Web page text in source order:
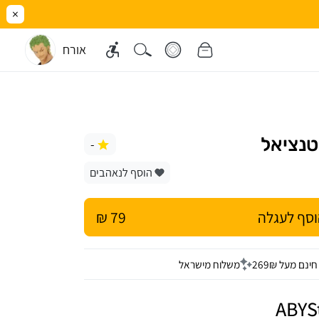
×
אורח
-
הוסף לנאהבים
לעגלה 79 ₪
מעל 269₪ משלוח מישראל